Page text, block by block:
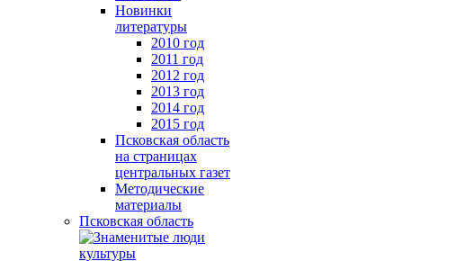
Новинки
литературы
2010 год
2011 год
2012 год
2013 год
2014 год
2015 год
Псковская область
на страницах
центральных газет
Методические
материалы
Псковская область